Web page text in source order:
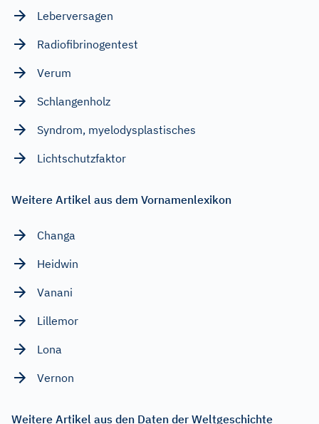
Leberversagen
Radiofibrinogentest
Verum
Schlangenholz
Syndrom, myelodysplastisches
Lichtschutzfaktor
Weitere Artikel aus dem Vornamenlexikon
Changa
Heidwin
Vanani
Lillemor
Lona
Vernon
Weitere Artikel aus den Daten der Weltgeschichte